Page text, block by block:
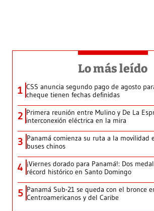
Lo más leído
1 CSS anuncia segundo pago de agosto
cheque tienen fechas definidas
2 Primera reunión entre Mulino y De La
interconexión eléctrica en la mira
3 Panamá comienza su ruta a la movilidad
buses chinos
4 ¡Viernes dorado para Panamá!: Dos
récord histórico en Santo Domingo
5 Panamá Sub-21 se queda con el bronce
Centroamericanos y del Caribe